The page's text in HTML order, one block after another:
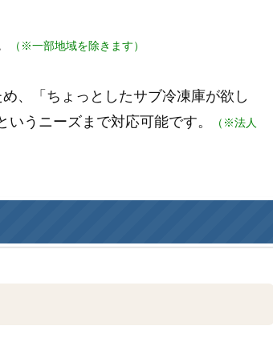
（※一部地域を除きます）
、「ちょっとしたサブ冷凍庫が欲し
うニーズまで対応可能です。
（※法人